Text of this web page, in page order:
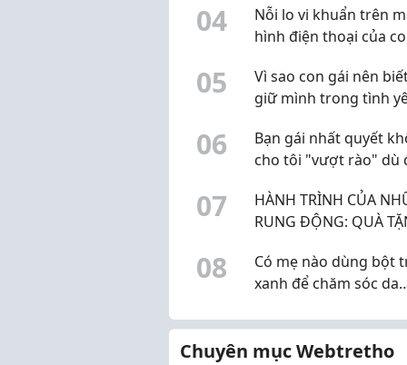
04
Nỗi lo vi khuẩn trên
hình điện thoại của
bỉm cần biết
05
Vì sao con gái nên
giữ mình trong tình
06
Bạn gái nhất quyết
cho tôi "vượt rào" dù
07
HÀNH TRÌNH CỦA
RUNG ĐỘNG: QUÀ
CUNG BẬC CẢM XÚC
KHÔNG THỂ GỌI TÊN
08
Có mẹ nào dùng bột
xanh để chăm sóc da
tháng thấy khá ổn
Chuyên mục Webtretho